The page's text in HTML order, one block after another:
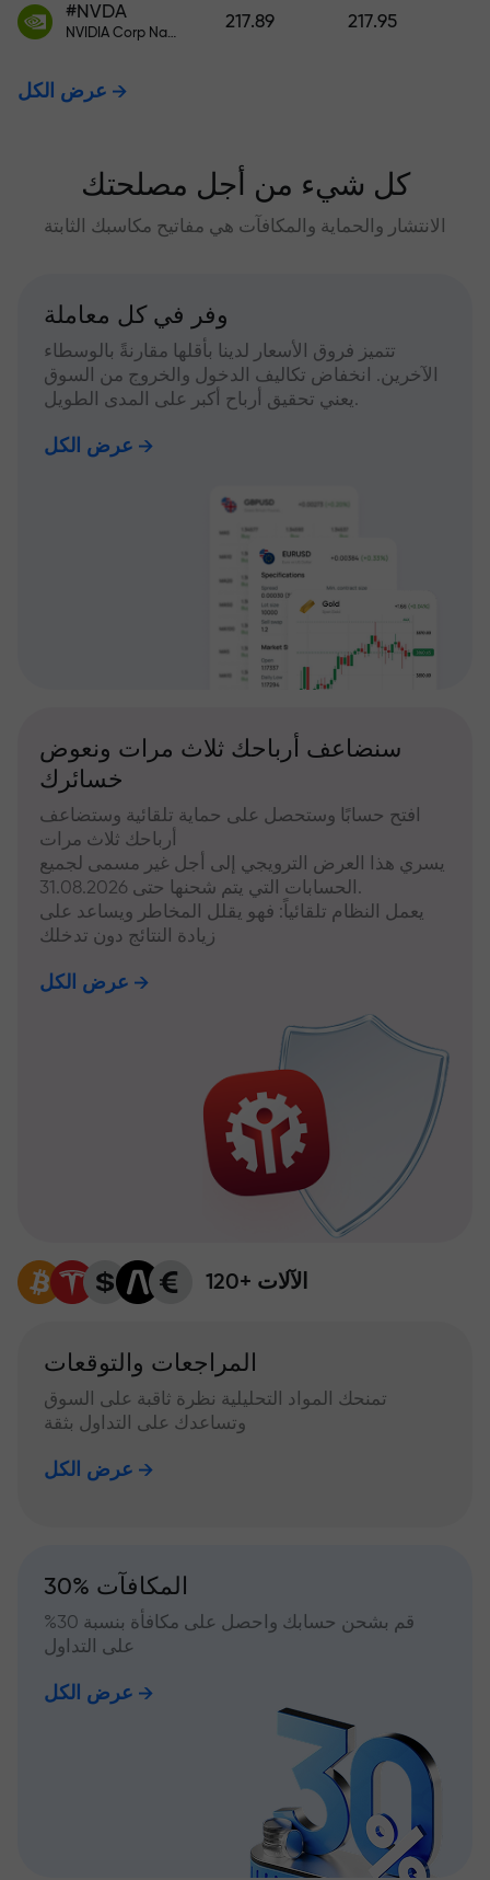
#NVDA
NVIDIA Corp Nasdaq Stock Exchange (Nasdaq) USD
217.89 217.95
عرض الكل
كل شيء من أجل مصلحتك
الانتشار والحماية والمكافآت هي مفاتيح مكاسبك الثابتة
وفر في كل معاملة
تتميز فروق الأسعار لدينا بأقلها مقارنةً بالوسطاء
الآخرين. انخفاض تكاليف الدخول والخروج من السوق
يعني تحقيق أرباح أكبر على المدى الطويل.
عرض الكل
سنضاعف أرباحك ثلاث مرات ونعوض
خسائرك
افتح حسابًا وستحصل على حماية تلقائية وستضاعف
أرباحك ثلاث مرات
يسري هذا العرض الترويجي إلى أجل غير مسمى لجميع
الحسابات التي يتم شحنها حتى 31.08.2026.
يعمل النظام تلقائياً: فهو يقلل المخاطر ويساعد على
زيادة النتائج دون تدخلك
عرض الكل
120+ الآلات
المراجعات والتوقعات
تمنحك المواد التحليلية نظرة ثاقبة على السوق
وتساعدك على التداول بثقة
عرض الكل
30% المكافآت
قم بشحن حسابك واحصل على مكافأة بنسبة 30%
على التداول
عرض الكل